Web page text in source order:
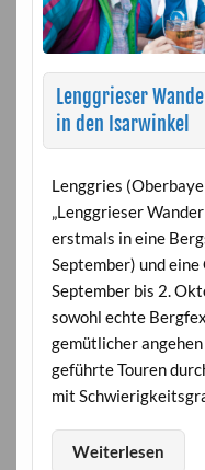
Lenggrieser
in den Isarwinkel
Lenggries
„Lenggrieser
erstmals in eine
September) und
September bis 2.
sowohl echte
gemütlicher
geführte Touren
mit
Weiterlesen